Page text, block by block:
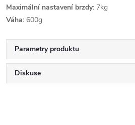
Maximální nastavení brzdy: 7kg
Váha: 600g
Parametry produktu
Diskuse